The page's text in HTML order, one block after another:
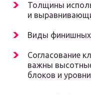
Толщины
и
Виды финишных
Согласование
важны
блоков и